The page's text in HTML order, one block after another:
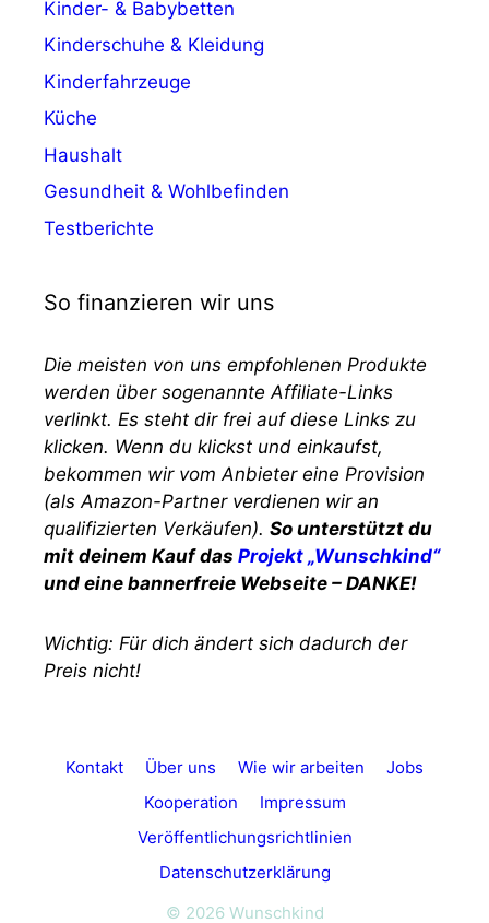
Kinder- & Babybetten
Kinderschuhe & Kleidung
Kinderfahrzeuge
Küche
Haushalt
Gesundheit & Wohlbefinden
Testberichte
So finanzieren wir uns
Die meisten von uns empfohlenen Produkte
werden über sogenannte Affiliate-Links
verlinkt. Es steht dir frei auf diese Links zu
klicken. Wenn du klickst und einkaufst,
bekommen wir vom Anbieter eine Provision
(als Amazon-Partner verdienen wir an
qualifizierten Verkäufen). So unterstützt du
mit deinem Kauf das Projekt „Wunschkind“
und eine bannerfreie Webseite – DANKE!
Wichtig: Für dich ändert sich dadurch der
Preis nicht!
Kontakt Über uns Wie wir arbeiten
Jobs
Kooperation
Impressum
Veröffentlichungsrichtlinien
Datenschutzerklärung
© 2026 Wunschkind